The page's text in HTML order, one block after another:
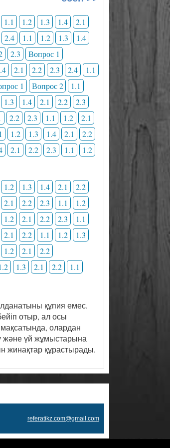
1.1 1.2 1.3 1.4
2.1
2.4 1.1 1.2 1.3
1.4
2.3
Вопрос 1
2.1 2.2 2.3 2.4
1.1
1 Вопрос 2
1.1
1.3 1.4 2.1 2.2
2.3
2.2 2.3 1.1 1.2
2.1
1.2 1.3 1.4 2.1
2.2
2.1 2.2 2.3 1.1
1.2
1.2 1.3 1.4 2.1
2.2
2.1 2.2 2.3 1.1
1.2
1.2 2.1 2.2 2.3
1.1
2.1 2.2 1.1 1.2
1.3
1.2 2.1
2.2
1.3 2.1 2.2
1.1
құпия емес.
отыр, ал осы
мақсатында, олардан
және үй жұмыстарына
жинақтар құрастырады.
referatikz.com@gmail.com